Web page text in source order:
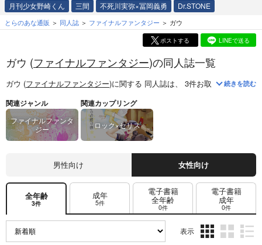
月刊少女野崎くん 三間 不死川実弥×冨岡義勇 Dr.STONE
とらのあな通販 同人誌 ファイナルファンタジー ガウ
ポストする LINEで送る
ガウ (ファイナルファンタジー)の同人誌一覧
ガウ (ファイナルファンタジー)に関する 同人誌は、 3件お取り扱いがござ
続きを読む
関連ジャンル
ファイナルファンタ
ジー
関連カップリング
ロック×セリス
男性向け 女性向け
全年齢
3件
成年
5件
電子書籍
全年齢
0件
電子書籍
成年
0件
表示